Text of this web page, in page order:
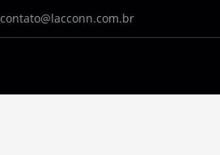
contato@lacconn.com.br